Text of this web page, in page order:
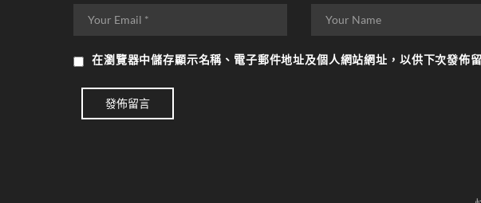
在瀏覽器中儲存顯示名稱、電子郵件地址及個人網站網址，以供下次發佈
發佈留言